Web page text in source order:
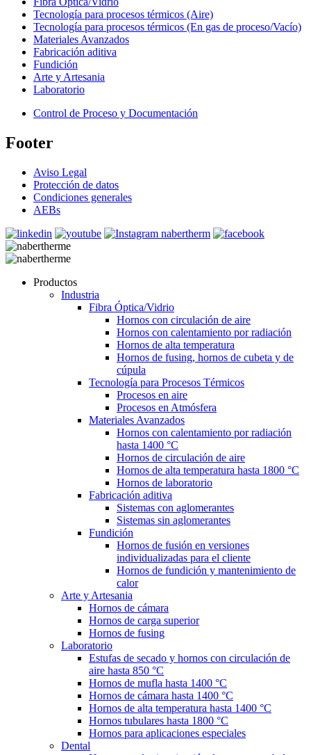
Tecnología para procesos térmicos (Aire)
Tecnología para procesos térmicos (En gas de proceso/Vacío)
Materiales Avanzados
Fabricación aditiva
Fundición
Arte y Artesania
Laboratorio
Control de Proceso y Documentación
Footer
Aviso Legal
Protección de datos
Condiciones generales
AEBs
Productos
Industria
Fibra Óptica/Vidrio
Hornos con circulación de aire
Hornos con calentamiento por radiación
Hornos de alta temperatura
Hornos de fusing, hornos de cubeta y de
cúpula
Tecnología para Procesos Térmicos
Procesos en aire
Procesos en Atmósfera
Materiales Avanzados
Hornos con calentamiento por radiación
hasta 1400 °C
Hornos de circulación de aire
Hornos de alta temperatura hasta 1800 °C
Hornos de laboratorio
Fabricación aditiva
Sistemas con aglomerantes
Sistemas sin aglomerantes
Fundición
Hornos de fusión en versiones
individualizadas para el cliente
Hornos de fundición y mantenimiento de
calor
Arte y Artesania
Hornos de cámara
Hornos de carga superior
Hornos de fusing
Laboratorio
Estufas de secado y hornos con circulación de
aire hasta 850 °C
Hornos de mufla hasta 1400 °C
Hornos de cámara hasta 1400 °C
Hornos de alta temperatura hasta 1400 °C
Hornos tubulares hasta 1800 °C
Hornos para aplicaciones especiales
Dental